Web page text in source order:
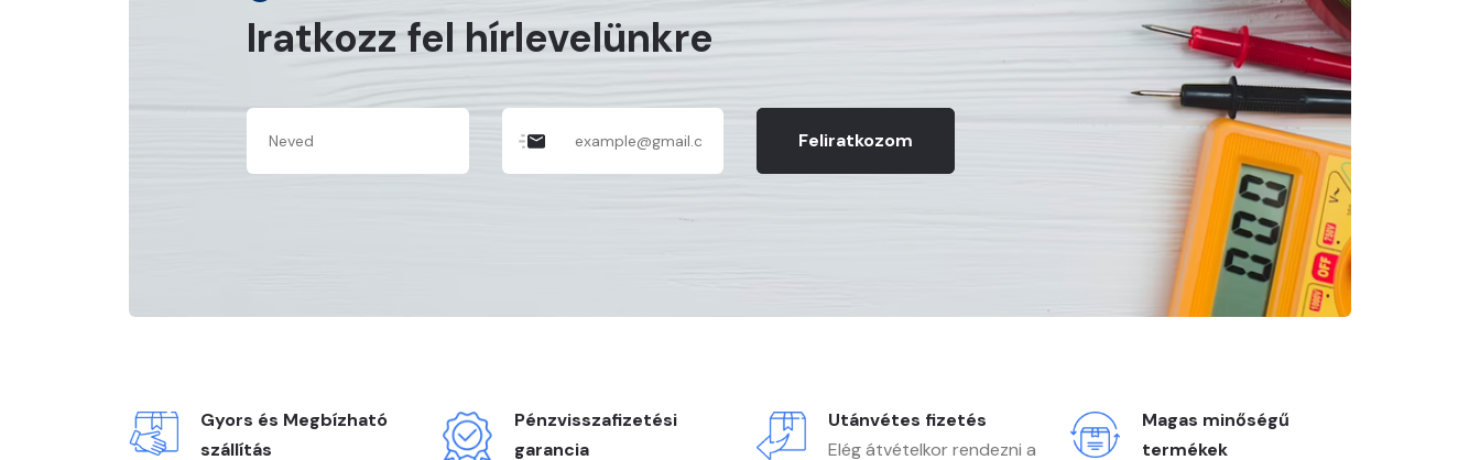
Iratkozz fel hírlevelünkre
Feliratkozom
Gyors és Megbízható
szállítás
Pénzvisszafizetési
garancia
Utánvétes fizetés
Elég átvételkor rendezni a
Magas minőségű
termékek